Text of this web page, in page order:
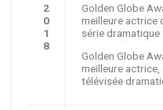
2
0
1
8
Golden Globe
meilleure actrice
série dramatique
Golden Globe
meilleure actrice,
télévisée